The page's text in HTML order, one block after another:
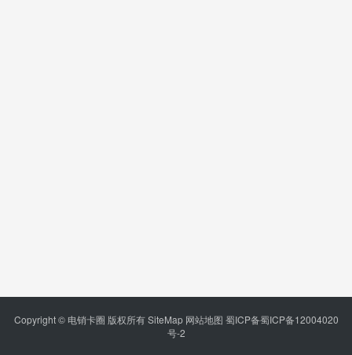
Copyright © 电销卡圈 版权所有SiteMap 网站地图 蜀ICP备蜀ICP备12004020
号-2